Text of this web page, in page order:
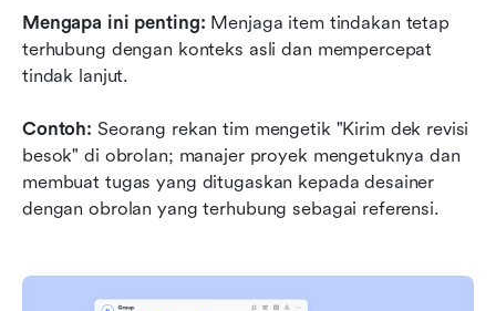
Mengapa ini penting: Menjaga item tindakan tetap
terhubung dengan konteks asli dan mempercepat
tindak lanjut.
Contoh: Seorang rekan tim mengetik "Kirim dek revisi
besok" di obrolan; manajer proyek mengetuknya dan
membuat tugas yang ditugaskan kepada desainer
dengan obrolan yang terhubung sebagai referensi.